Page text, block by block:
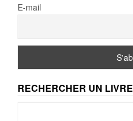
E-mail
RECHERCHER UN LIVRE